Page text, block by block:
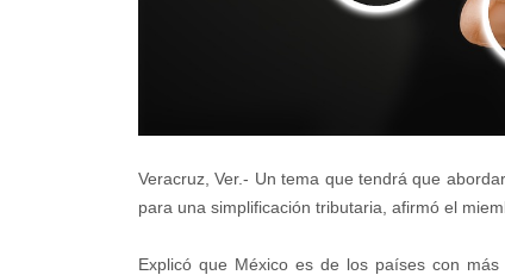
Veracruz, Ver.- Un tema que tendrá que
para una simplificación tributaria, afirmó el
Explicó que México es de los países con